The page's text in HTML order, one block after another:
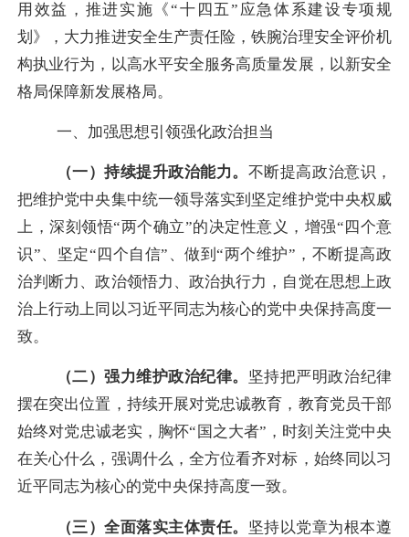
用效益， 推进实施 《“十四五”应急体系建设专项规
划》，大力推进安全生产责任险，铁腕治理安全评价机
构执业行为， 以高水平安全服务高质量发展，以新安全
格局保障新发展格局。
一、加强思想引领强化政治担当
（一）持续提升政治能力。 不断提高政治意识，
把维护党中央集中统一领导落实到坚定维护党中央权威
上，深刻领悟“两个确立”的决定性意义，增强“四个意
识”、坚定“四个自信”、做到“两个维护”，不断提高政
治判断力、政治领悟力、政治执行力，自觉在思想上政
治上行动上同以习近平同志为核心的党中央保持高度一
致。
（二）强力维护政治纪律。 坚持把严明政治纪律
摆在突出位置，持续开展对党忠诚教育，教育党员干部
始终对党忠诚老实，胸怀“国之大者”，时刻关注党中央
在关心什么，强调什么，全方位看齐对标，始终同以习
近平同志为核心的党中央保持高度一致。
（三）全面落实主体责任。 坚持以党章为根本遵